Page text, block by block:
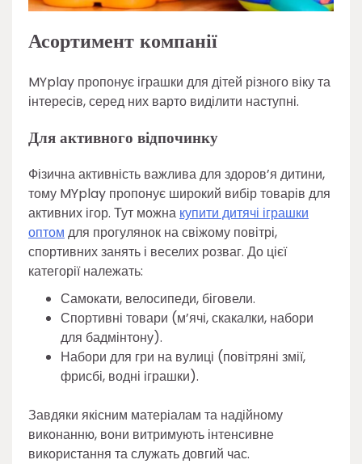
Асортимент компанії
MYplay пропонує іграшки для дітей різного віку та
інтересів, серед них варто виділити наступні.
Для активного відпочинку
Фізична активність важлива для здоров’я дитини,
тому MYplay пропонує широкий вибір товарів для
активних ігор. Тут можна купити дитячі іграшки
оптом для прогулянок на свіжому повітрі,
спортивних занять і веселих розваг. До цієї
категорії належать:
Самокати, велосипеди, біговели.
Спортивні товари (м’ячі, скакалки, набори
для бадмінтону).
Набори для гри на вулиці (повітряні змії,
фрисбі, водні іграшки).
Завдяки якісним матеріалам та надійному
виконанню, вони витримують інтенсивне
використання та служать довгий час.